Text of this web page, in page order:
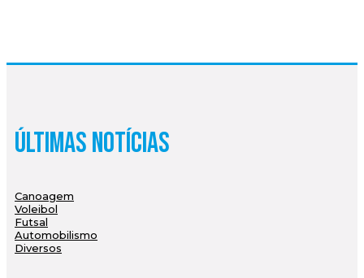
Últimas Notícias
Canoagem
Voleibol
Futsal
Automobilismo
Diversos